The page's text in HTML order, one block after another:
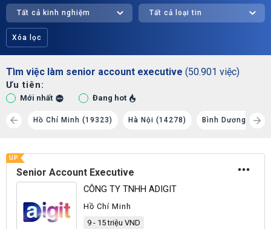
Tất cả kinh nghiệm Tất cả loại tin
Xóa lọc
Tìm việc làm senior account executive (50.901 việc)
Ưu tiên:
Mới nhất Đang hot
Hồ Chí Minh (19323) Hà Nội (14278) Bình Dương
UP
Senior Account Executive
CÔNG TY TNHH ADIGIT
Hồ Chí Minh
9 - 15 triệu VND